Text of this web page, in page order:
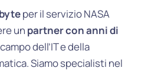
per il servizio NASA
un partner con anni di
dell’IT e della
Siamo specialisti nel